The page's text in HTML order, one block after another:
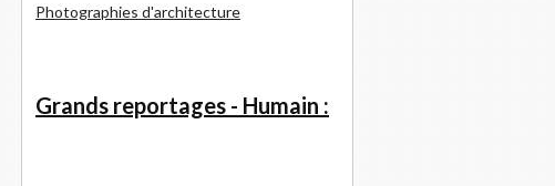
Photographies d'architecture
Grands reportages - Humain :